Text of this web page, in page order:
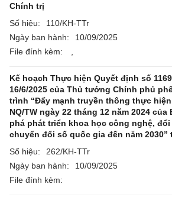
Chính trị
Số hiệu:
110/KH-TTr
Ngày ban hành:
10/09/2025
File đính kèm:
Kế hoạch Thực hiện Quyết định số
16/6/2025 của Thủ tướng Chính phủ
trình “Đẩy mạnh truyền thông thực
NQ/TW ngày 22 tháng 12 năm 2024
phá phát triển khoa học công nghệ,
chuyển đổi số quốc gia đến năm 2030”
Số hiệu:
262/KH-TTr
Ngày ban hành:
10/09/2025
File đính kèm: